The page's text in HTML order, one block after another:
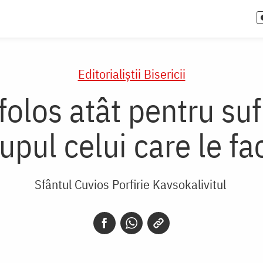
Editorialiștii Bisericii
atât pentru
celui care le
Sfântul Cuvios Porfirie Kavsokalivitul